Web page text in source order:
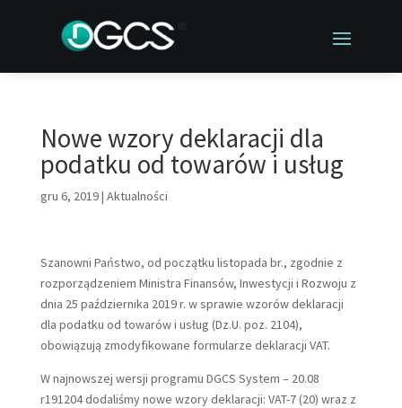
Nowe wzory deklaracji dla
podatku od towarów i usług
gru 6, 2019| Aktualności
Szanowni Państwo, od początku listopada br., zgodnie z
rozporządzeniem Ministra Finansów, Inwestycji i Rozwoju z
dnia 25 października 2019 r. w sprawie wzorów deklaracji
dla podatku od towarów i usług (Dz.U. poz. 2104),
obowiązują zmodyfikowane formularze deklaracji VAT.
W najnowszej wersji programu DGCS System – 20.08
r191204 dodaliśmy nowe wzory deklaracji: VAT-7 (20) wraz z